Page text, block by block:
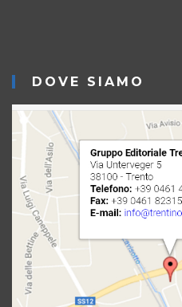
DOVE SIAMO